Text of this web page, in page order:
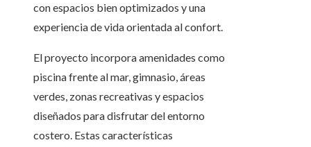
con espacios bien optimizados y una
experiencia de vida orientada al confort.
El proyecto incorpora amenidades como
piscina frente al mar, gimnasio, áreas
verdes, zonas recreativas y espacios
diseñados para disfrutar del entorno
costero. Estas características